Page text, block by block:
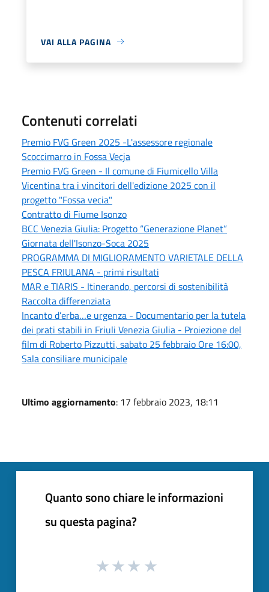
VAI ALLA PAGINA
Contenuti correlati
Premio FVG Green 2025 -L'assessore regionale
Scoccimarro in Fossa Vecja
Premio FVG Green - Il comune di Fiumicello Villa
Vicentina tra i vincitori dell'edizione 2025 con il
progetto "Fossa vecia"
Contratto di Fiume Isonzo
BCC Venezia Giulia: Progetto “Generazione Planet”
Giornata dell'Isonzo-Soca 2025
PROGRAMMA DI MIGLIORAMENTO VARIETALE DELLA
PESCA FRIULANA - primi risultati
MAR e TIARIS - Itinerando, percorsi di sostenibilità
Raccolta differenziata
Incanto d’erba…e urgenza - Documentario per la tutela
dei prati stabili in Friuli Venezia Giulia - Proiezione del
film di Roberto Pizzutti, sabato 25 febbraio Ore 16:00,
Sala consiliare municipale
Ultimo aggiornamento: 17 febbraio 2023, 18:11
Quanto sono chiare le informazioni
su questa pagina?